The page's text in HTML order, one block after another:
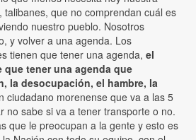
talibanes, que no comprendan cuál es
nuestro pueblo. Nosotros
y volver a una agenda. Los
tienen que tener una agenda, el
tener una agenda que
la desocupación, el hambre, la
ciudadano morenense que va a las 5
no sabe si va a tener transporte o no.
que le preocupan a la gente y esto es